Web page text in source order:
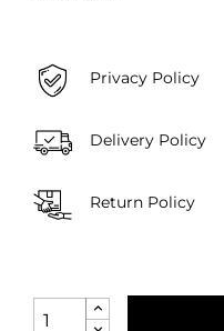
Privacy Policy
Delivery Policy
Return Policy